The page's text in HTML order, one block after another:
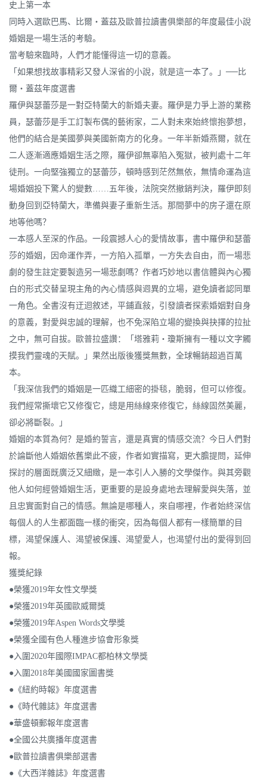
史上第一本
同時入選歐巴馬、比爾‧蓋茲及歐普拉讀書俱樂部的年度最佳小說
婚姻是一場生活的考驗。
當考驗來臨時，人們才能懂得這一切的意義。
「如果想找故事精彩又發人深省的小說，就是這一本了。」──比
爾‧蓋茲年度選書
羅伊與瑟蕾莎是一對亞特蘭大的新婚夫妻。羅伊是力爭上游的業務
員，瑟蕾莎是手工訂製布偶的藝術家，二人對未來始終懷抱夢想，
他們的結合是美國夢與美國新南方的化身。一年半新婚燕爾，就在
二人逐漸適應婚姻生活之際，羅伊卻無辜陷入冤獄，被判處十二年
徒刑。一向堅強獨立的瑟蕾莎，頓時感到茫然無依，無情命運為這
場婚姻投下驚人的變數……五年後，法院突然撤銷判決，羅伊即刻
動身回到亞特蘭大，準備與妻子重新生活。那間夢中的房子還在原
地等他嗎？
一本感人至深的作品。一段震撼人心的愛情故事，書中羅伊和瑟蕾
莎的婚姻，因命運作弄，一方陷入孤單，一方失去自由，而一場悲
劇的發生註定要製造另一場悲劇嗎？作者巧妙地以書信體與內心獨
白的形式交替呈現主角的內心情感與迥異的立場，避免讀者認同單
一角色。全書沒有迂迴敘述，平鋪直敍，引發讀者探索婚姻對自身
的意義，對愛與忠誠的理解，也不免深陷立場的變換與抉擇的拉扯
之中，無可自拔。歐普拉盛讚：「塔雅莉‧瓊斯擁有一種以文字觸
摸我們靈魂的天賦。」果然出版後獲獎無數，全球暢銷超過百萬
本。
「我深信我們的婚姻是一匹織工細密的掛毯，脆弱，但可以修復。
我們經常撕壞它又修復它，總是用絲線來修復它，絲線固然美麗，
卻必將斷裂。」
婚姻的本質為何？是婚約誓言，還是真實的情感交流？今日人們對
於論斷他人婚姻依舊樂此不疲，作者如實描寫，更大膽提問，延伸
探討的層面既廣泛又細緻，是一本引人入勝的文學傑作。與其旁觀
他人如何經營婚姻生活，更重要的是設身處地去理解愛與失落，並
且忠實面對自己的情感。無論是哪種人，來自哪裡，作者始終深信
每個人的人生都面臨一樣的衝突，因為每個人都有一樣簡單的目
標，渴望保護人、渴望被保護、渴望愛人，也渴望付出的愛得到回
報。
獲獎紀錄
●榮獲2019年女性文學獎
●榮獲2019年英國歐威爾獎
●榮獲2019年Aspen Words文學獎
●榮獲全國有色人種進步協會形象獎
●入圍2020年國際IMPAC都柏林文學獎
●入圍2018年美國國家圖書獎
●《紐約時報》年度選書
●《時代雜誌》年度選書
●華盛頓郵報年度選書
●全國公共廣播年度選書
●歐普拉讀書俱樂部選書
●《大西洋雜誌》年度選書